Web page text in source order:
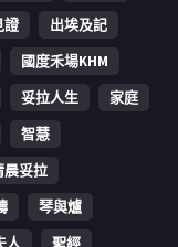
證
出埃及記
國度禾場KHM
妥拉人生
家庭
智慧
晨妥拉
琴與爐